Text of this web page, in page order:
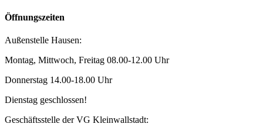
Öffnungszeiten
Außenstelle Hausen:
Montag, Mittwoch, Freitag 08.00-12.00 Uhr
Donnerstag 14.00-18.00 Uhr
Dienstag geschlossen!
Geschäftsstelle der VG Kleinwallstadt: